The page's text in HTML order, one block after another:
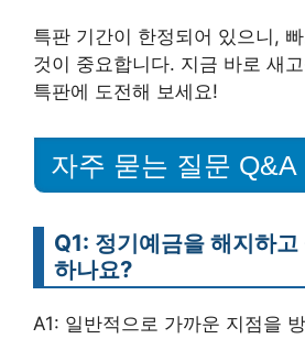
특판 기간이 한정되어 있으니,
것이 중요합니다. 지금 바로 새
특판에 도전해 보세요!
자주 묻는 질문 Q&A
Q1: 정기예금을 해지하고
하나요?
A1: 일반적으로 가까운 지점을